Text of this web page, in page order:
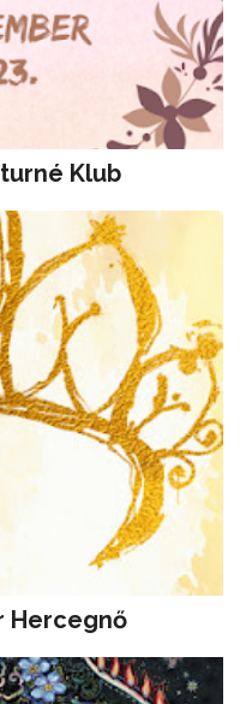
Klub
Hercegnő